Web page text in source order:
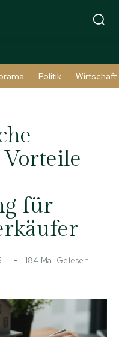
Politik Wirtschaft
für
184 Mal Gelesen